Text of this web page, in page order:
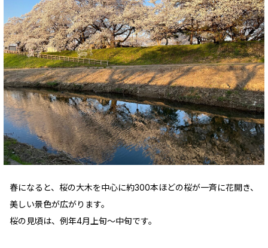
春になると、桜の大木を中心に約300本ほどの桜が一斉に花開き、
美しい景色が広がります。
桜の見頃は、例年4月上旬～中旬です。